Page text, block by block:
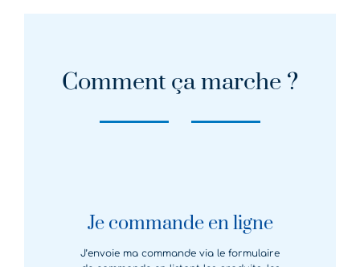
Comment ça marche ?
Je commande en ligne
J’envoie ma commande via le formulaire